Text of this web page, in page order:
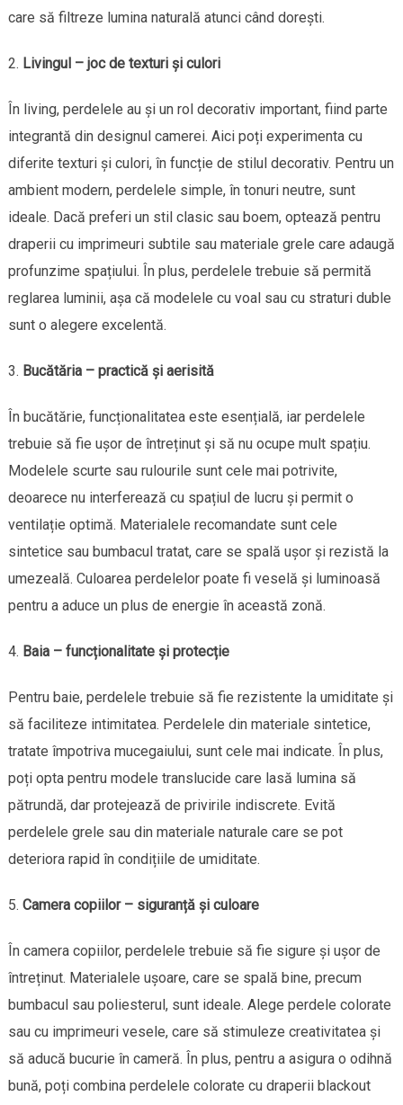
care să filtreze lumina naturală atunci când dorești.
Livingul – joc de texturi și culori
În living, perdelele au și un rol decorativ important, fiind parte
integrantă din designul camerei. Aici poți experimenta cu
diferite texturi și culori, în funcție de stilul decorativ. Pentru un
ambient modern, perdelele simple, în tonuri neutre, sunt
ideale. Dacă preferi un stil clasic sau boem, optează pentru
draperii cu imprimeuri subtile sau materiale grele care adaugă
profunzime spațiului. În plus, perdelele trebuie să permită
reglarea luminii, așa că modelele cu voal sau cu straturi duble
sunt o alegere excelentă.
Bucătăria – practică și aerisită
În bucătărie, funcționalitatea este esențială, iar perdelele
trebuie să fie ușor de întreținut și să nu ocupe mult spațiu.
Modelele scurte sau rulourile sunt cele mai potrivite,
deoarece nu interferează cu spațiul de lucru și permit o
ventilație optimă. Materialele recomandate sunt cele
sintetice sau bumbacul tratat, care se spală ușor și rezistă la
umezeală. Culoarea perdelelor poate fi veselă și luminoasă
pentru a aduce un plus de energie în această zonă.
Baia – funcționalitate și protecție
Pentru baie, perdelele trebuie să fie rezistente la umiditate și
să faciliteze intimitatea. Perdelele din materiale sintetice,
tratate împotriva mucegaiului, sunt cele mai indicate. În plus,
poți opta pentru modele translucide care lasă lumina să
pătrundă, dar protejează de privirile indiscrete. Evită
perdelele grele sau din materiale naturale care se pot
deteriora rapid în condițiile de umiditate.
Camera copiilor – siguranță și culoare
În camera copiilor, perdelele trebuie să fie sigure și ușor de
întreținut. Materialele ușoare, care se spală bine, precum
bumbacul sau poliesterul, sunt ideale. Alege perdele colorate
sau cu imprimeuri vesele, care să stimuleze creativitatea și
să aducă bucurie în cameră. În plus, pentru a asigura o odihnă
bună, poți combina perdelele colorate cu draperii blackout